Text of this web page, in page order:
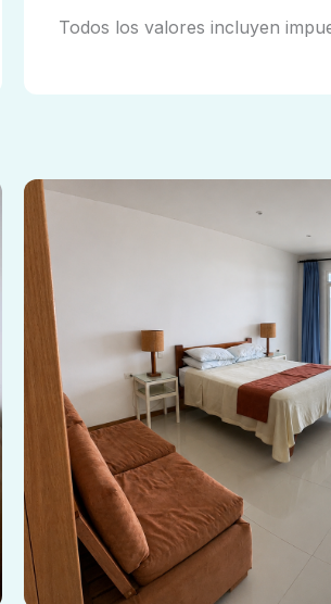
Todos los valores incluyen